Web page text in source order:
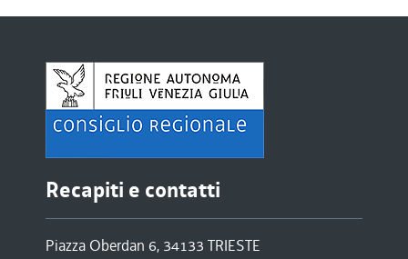
Recapiti e contatti
Piazza Oberdan 6, 34133 TRIESTE